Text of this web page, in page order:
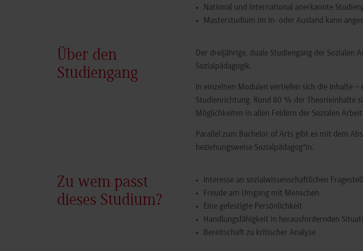
National und international anerkannte
Masterstudium im In- oder Ausland kann
Über den
Studiengang
Der dreijährige, duale Studiengang der
Sozialpädagogik.
In einzelnen Modulen vertiefen sich die Inhalte
Studienrichtung. Rund 80 % der Theorieinhalte
Möglichkeiten in allen Feldern der Sozialen
Parallel zum Bachelor of Arts gibt es mit dem
beziehungsweise Sozialpädagog*in.
Zu wem passt
dieses Studium?
Interesse an sozialwissenschaftlichen
Freude am Umgang mit Menschen
Eine gefestigte Persönlichkeit
Handlungsfähigkeit in herausfordernden
Bereitschaft zu kritischer Analyse